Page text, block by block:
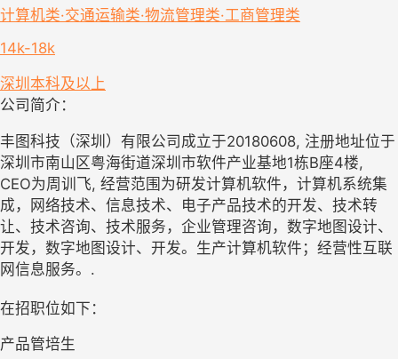
计算机类·交通运输类·物流管理类·工商管理类
14k-18k
深圳 本科及以上
公司简介：
丰图科技（深圳）有限公司成立于20180608, 注册地址位于
深圳市南山区粤海街道深圳市软件产业基地1栋B座4楼,
CEO为周训飞, 经营范围为研发计算机软件，计算机系统集
成，网络技术、信息技术、电子产品技术的开发、技术转
让、技术咨询、技术服务，企业管理咨询，数字地图设计、
开发，数字地图设计、开发。生产计算机软件；经营性互联
网信息服务。.
在招职位如下：
产品管培生